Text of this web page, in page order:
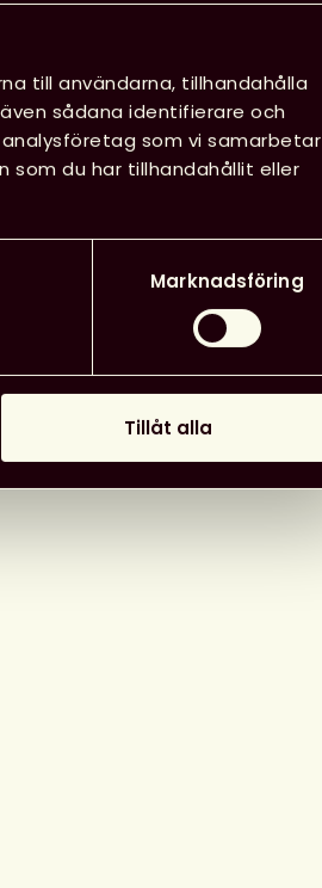
till användarna, tillhandahålla
sådana identifierare och
som vi samarbetar
som du har tillhandahållit eller
Marknadsföring
Tillåt alla